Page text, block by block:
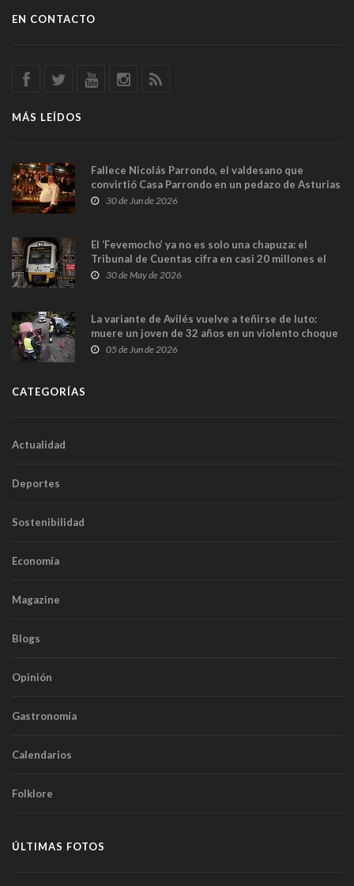
EN CONTACTO
MÁS LEÍDOS
Fallece Nicolás Parrondo, el valdesano que
convirtió Casa Parrondo en un pedazo de Asturias
en Madrid
30 de Jun de 2026
El ‘Fevemocho’ ya no es solo una chapuza: el
Tribunal de Cuentas cifra en casi 20 millones el
sobrecoste de los trenes que no cabían por los
30 de May de 2026
La variante de Avilés vuelve a teñirse de luto:
muere un joven de 32 años en un violento choque
frontal
05 de Jun de 2026
CATEGORÍAS
Actualidad
Deportes
Sostenibilidad
Economía
Magazine
Blogs
Opinión
Gastronomía
Calendarios
Folklore
ÚLTIMAS FOTOS